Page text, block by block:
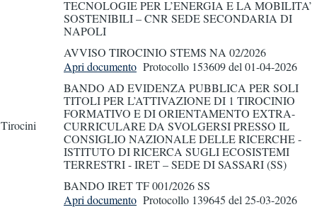
TECNOLOGIE PER L’ENERGIA E LA MOBILITA’
SOSTENIBILI – CNR SEDE SECONDARIA DI
NAPOLI
AVVISO TIROCINIO STEMS NA 02/2026
Tirocini
Apri documento Protocollo 153609del 01-04-2026
BANDO AD EVIDENZA PUBBLICA PER SOLI
TITOLI PER L’ATTIVAZIONE DI 1 TIROCINIO
FORMATIVO E DI ORIENTAMENTO EXTRA-
CURRICULARE DA SVOLGERSI PRESSO IL
CONSIGLIO NAZIONALE DELLE RICERCHE -
ISTITUTO DI RICERCA SUGLI ECOSISTEMI
TERRESTRI - IRET – SEDE DI SASSARI (SS)
BANDO IRET TF 001/2026 SS
Apri documento Protocollo 139645 del 25-03-2026